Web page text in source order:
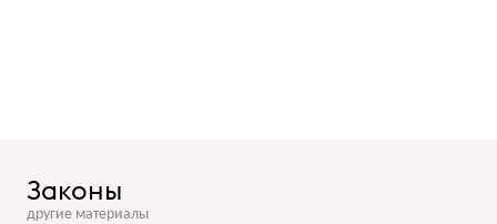
Законы
другие материалы